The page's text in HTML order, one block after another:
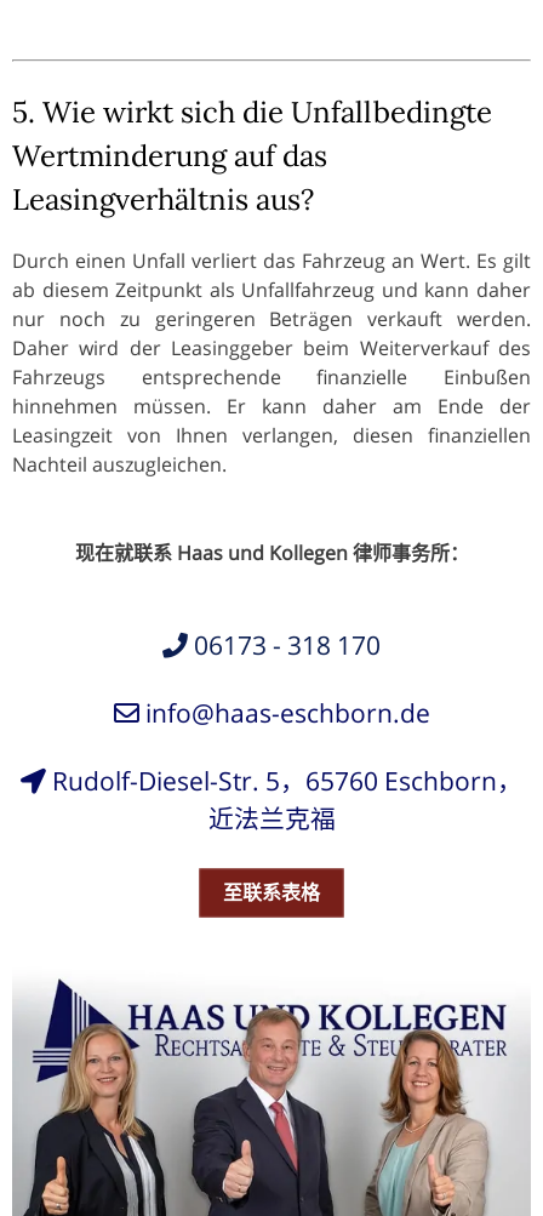
5. Wie wirkt sich die Unfallbedingte
Wertminderung auf das
Leasingverhältnis aus?
Durch einen Unfall verliert das Fahrzeug an Wert. Es gilt
ab diesem Zeitpunkt als Unfallfahrzeug und kann daher
nur noch zu geringeren Beträgen verkauft werden.
Daher wird der Leasinggeber beim Weiterverkauf des
Fahrzeugs entsprechende finanzielle Einbußen
hinnehmen müssen. Er kann daher am Ende der
Leasingzeit von Ihnen verlangen, diesen finanziellen
Nachteil auszugleichen.
现在就联系 Haas und Kollegen 律师事务所：
06173 - 318 170
info@haas-eschborn.de
Rudolf-Diesel-Str. 5，65760 Eschborn，
近法兰克福
至联系表格